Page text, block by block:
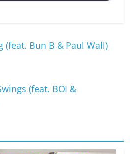
(feat. Bun B & Paul Wall)
(feat. BOI &